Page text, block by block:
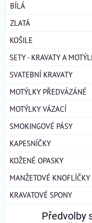
BÍLÁ
ZLATÁ
KOŠILE
SETY - KRAVATY A
SVATEBNÍ KRAVATY
MOTÝLKY PŘEDVÁZÁNÉ
MOTÝLKY VÁZACÍ
SMOKINGOVÉ PÁSY
KAPESNÍČKY
KOŽENÉ OPASKY
MANŽETOVÉ KNOFLÍČKY
KRAVATOVÉ SPONY
Předvolby